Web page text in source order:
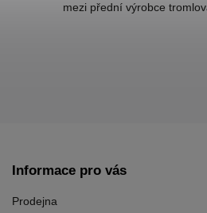
mezi přední výrobce
Informace pro vás
Prodejna